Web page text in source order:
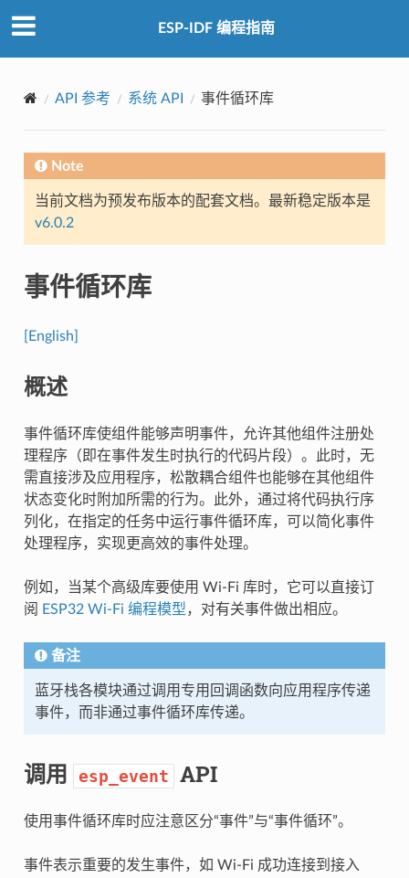
ESP-IDF 编程指南
API 参考 系统 API 事件循环库
Note
当前文档为预发布版本的配套文档。最新稳定版本是
v6.0.2
事件循环库
[English]
概述
事件循环库使组件能够声明事件，允许其他组件注册处
理程序（即在事件发生时执行的代码片段）。此时，无
需直接涉及应用程序，松散耦合组件也能够在其他组件
状态变化时附加所需的行为。此外，通过将代码执行序
列化，在指定的任务中运行事件循环库，可以简化事件
处理程序，实现更高效的事件处理。
例如，当某个高级库要使用 Wi-Fi 库时，它可以直接订
阅
ESP32 Wi-Fi 编程模型，对有关事件做出相应。
备注
蓝牙栈各模块通过调用专用回调函数向应用程序传递
事件，而非通过事件循环库传递。
调用 esp_event API
使用事件循环库时应注意区分“事件”与“事件循环”。
事件表示重要的发生事件，如 Wi-Fi 成功连接到接入